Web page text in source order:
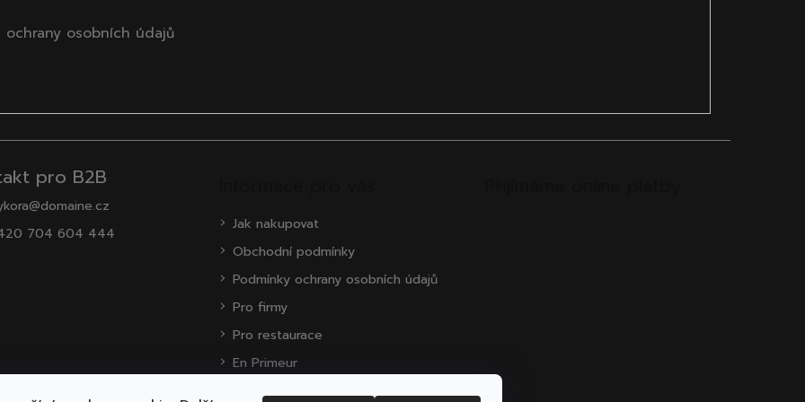
ochrany osobních údajů
pro B2B
704 604 444
Jak nakupovat
Obchodní podmínky
Podmínky ochrany osobních údajů
Pro firmy
Pro restaurace
En Primeur